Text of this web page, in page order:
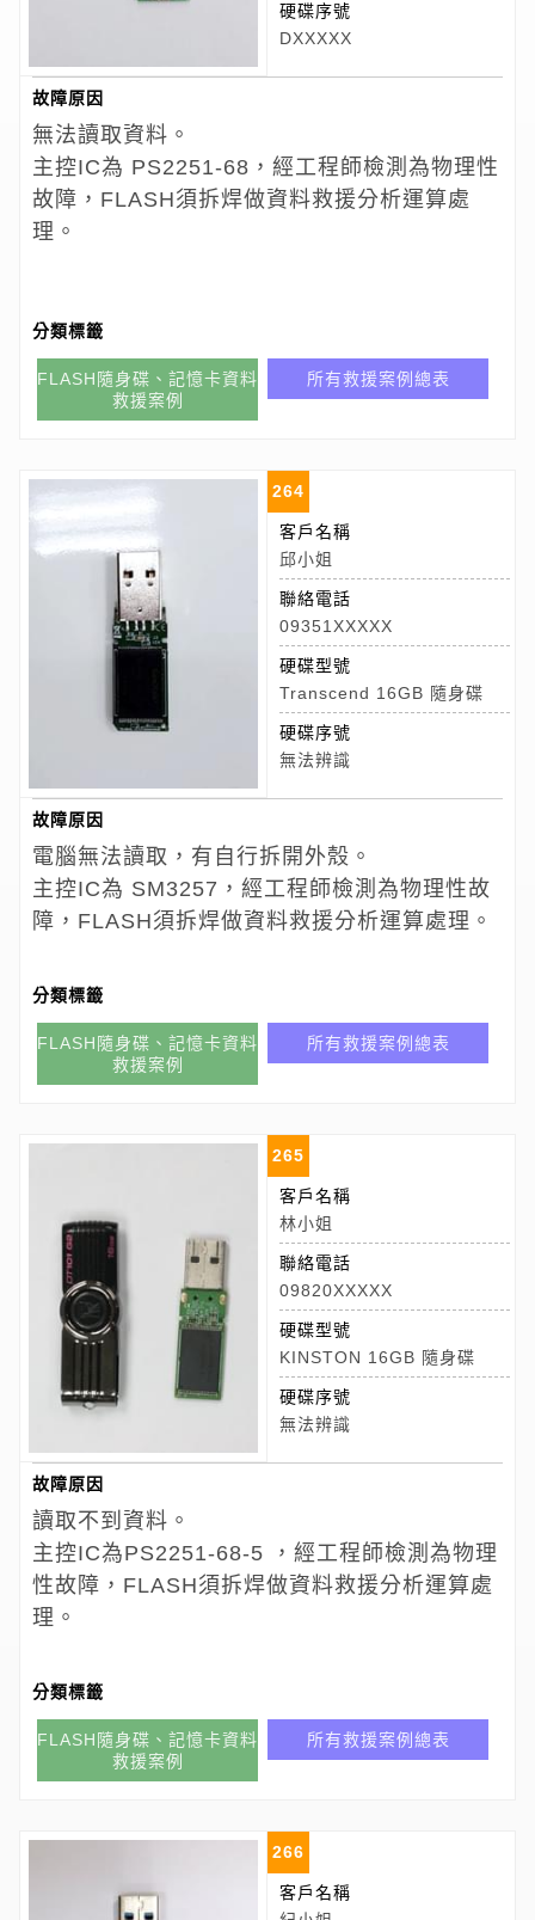
硬碟序號
DXXXXX
故障原因
無法讀取資料。
主控IC為 PS2251-68，經工程師檢測為物理性
故障，FLASH須拆焊做資料救援分析運算處
理。
分類標籤
FLASH隨身碟、記憶卡資料
救援案例
所有救援案例總表
264
客戶名稱
邱小姐
聯絡電話
09351XXXXX
硬碟型號
Transcend 16GB 隨身碟
硬碟序號
無法辨識
故障原因
電腦無法讀取，有自行拆開外殼。
主控IC為 SM3257，經工程師檢測為物理性故
障，FLASH須拆焊做資料救援分析運算處理。
分類標籤
FLASH隨身碟、記憶卡資料
救援案例
所有救援案例總表
265
客戶名稱
林小姐
聯絡電話
09820XXXXX
硬碟型號
KINSTON 16GB 隨身碟
硬碟序號
無法辨識
故障原因
讀取不到資料。
主控IC為PS2251-68-5 ，經工程師檢測為物理
性故障，FLASH須拆焊做資料救援分析運算處
理。
分類標籤
FLASH隨身碟、記憶卡資料
救援案例
所有救援案例總表
266
客戶名稱